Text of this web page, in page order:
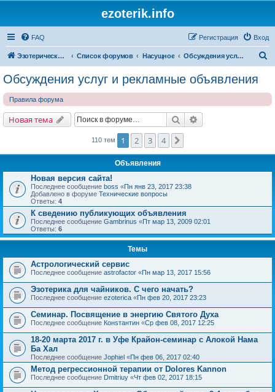
ezoterik.info
FAQ Вход
Регистрация
Эзотерический сайт Список форумов Насущное Обсуждения услуг и рекламные объявления
Обсуждения услуг и рекламные объявления
Правила форума
Новая тема Поиск
110 тем 1 2 3 4
Объявления
Новая версия сайта!
Последнее сообщение boss «Пн янв 23, 2017 23:38
Добавлено в форуме Технические вопросы
Ответы: 4
К сведению публикующих объявления
Последнее сообщение Gambrinus «Пт мар 13, 2009 02:01
Ответы: 6
Темы
Астрологический сервис
Последнее сообщение astrofactor «Пн мар 13, 2017 15:56
Эзотерика для чайников. С чего начать?
Последнее сообщение ezoterica «Пн фев 20, 2017 23:23
Семинар. Посвящение в энергию Святого Духа
Последнее сообщение Конsтантин «Ср фев 08, 2017 12:25
18-20 марта 2017 г. в Уфе Крайон-семинар с Алокой Нама
Ба Хал
Последнее сообщение Jophiel «Пн фев 06, 2017 02:40
Метод регрессионной терапии от Dolores Kannon
Последнее сообщение Dmitriuy «Чт фев 02, 2017 18:15